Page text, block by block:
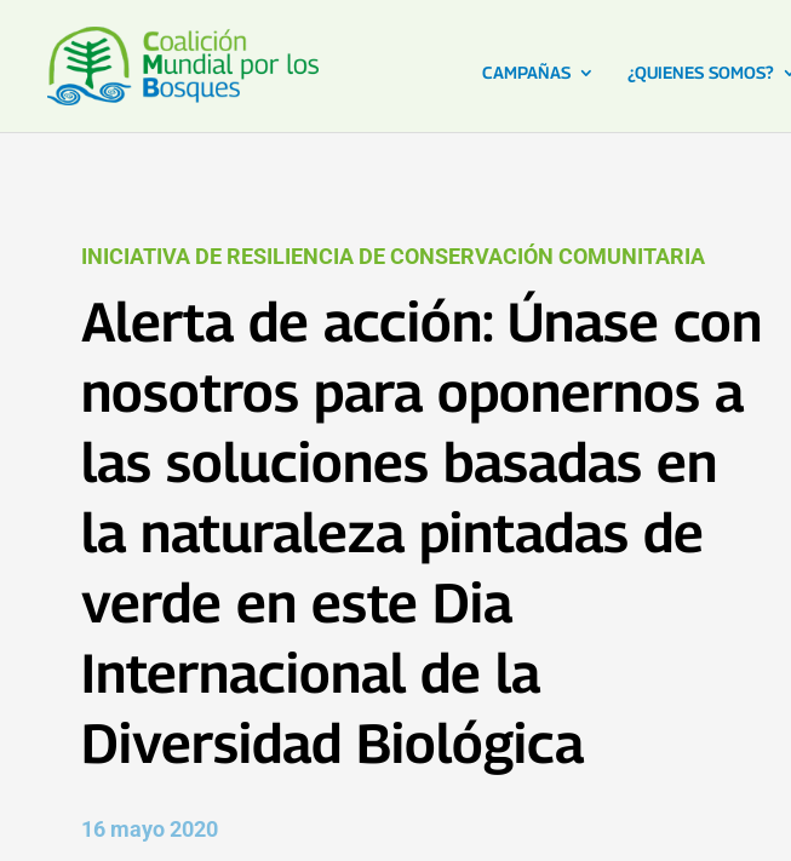
CAMPAÑAS ¿QUIENES SOMOS?
INICIATIVA DE RESILIENCIA DE CONSERVACIÓN COMUNITARIA
Alerta de acción: Únase con
nosotros para oponernos a
las soluciones basadas en
la naturaleza pintadas de
verde en este Dia
Internacional de la
Diversidad Biológica
16 mayo 2020